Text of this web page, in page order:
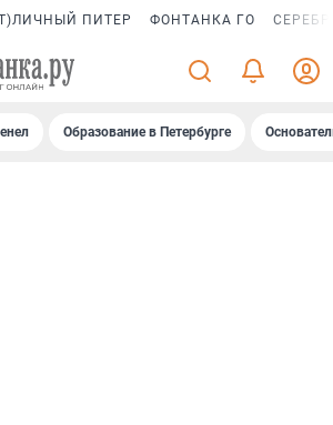
ПИТЕР ФОНТАНКА ГО
Образование в Петербурге